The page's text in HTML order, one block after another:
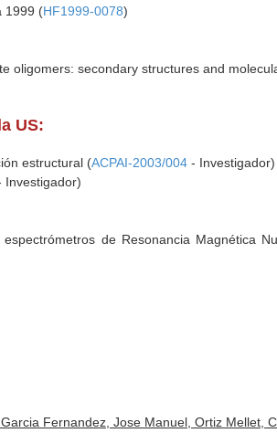
1999 (HF1999-0078)
oligomers: secondary structures and
US:
estructural (ACPAI-2003/004 - Investigador)
Investigador)
de Resonancia Magnética
Fernandez, Jose Manuel, Ortiz Mellet,